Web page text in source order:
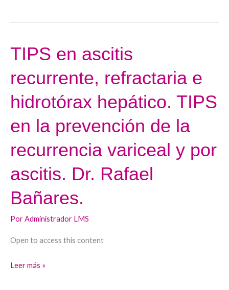
Fernández.
TIPS en ascitis
recurrente, refractaria e
hidrotórax hepático. TIPS
en la prevención de la
recurrencia variceal y por
ascitis. Dr. Rafael
Bañares.
PorAdministrador LMS
Open to access this content
TIPS
en
ascitis
refractaria
hidrotórax
hepático.
TIPS
en
prevención
recurrencia
y
Leer más »